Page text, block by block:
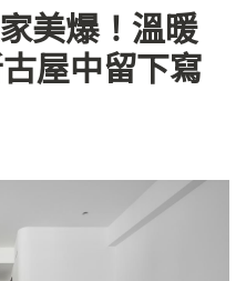
美爆！溫暖
屋中留下寫